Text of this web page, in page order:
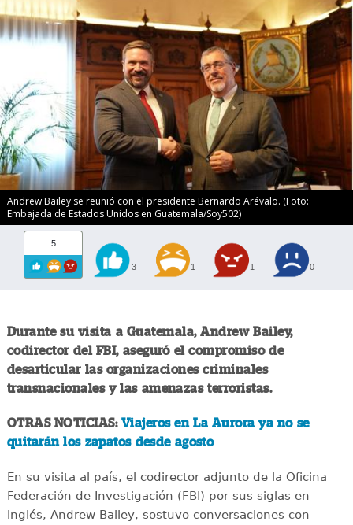
Andrew Bailey se reunió con el presidente Bernardo Arévalo. (Foto:
Embajada de Estados Unidos en Guatemala/Soy502)
5
3 1 1 0
Durante su visita a Guatemala, Andrew Bailey,
codirector del FBI, aseguró el compromiso de
desarticular las organizaciones criminales
transnacionales y las amenazas terroristas.
OTRAS NOTICIAS: Viajeros en La Aurora ya no se
quitarán los zapatos desde agosto
En su visita al país, el codirector adjunto de la Oficina
Federación de Investigación (FBI) por sus siglas en
inglés, Andrew Bailey, sostuvo conversaciones con